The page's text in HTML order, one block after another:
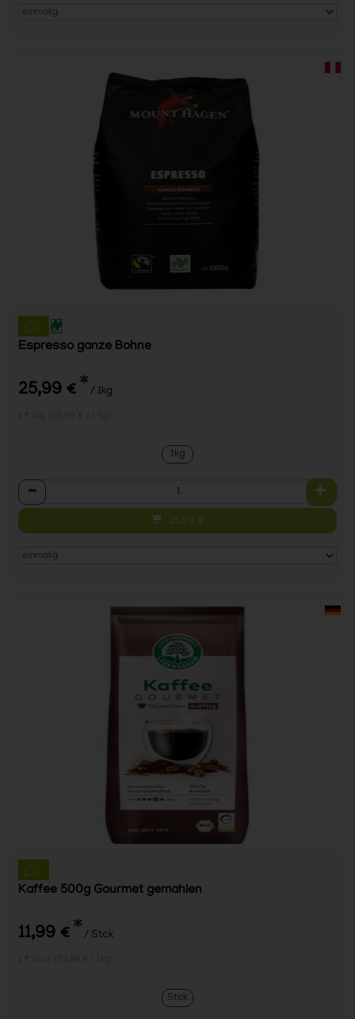
Espresso ganze Bohne
25,99 € * / 1kg
1kg
Anzahl
25,99 €
Kaffee 500g Gourmet gemahlen
11,99 € * / Stck
Stck